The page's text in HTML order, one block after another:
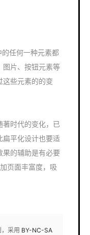
任何一种元素都
图片、按钮元素等
这些元素的的变
时代的变化，已
扁平化设计也要适
果的辅助是有必要
页面丰富度，吸
采用 BY-NC-SA